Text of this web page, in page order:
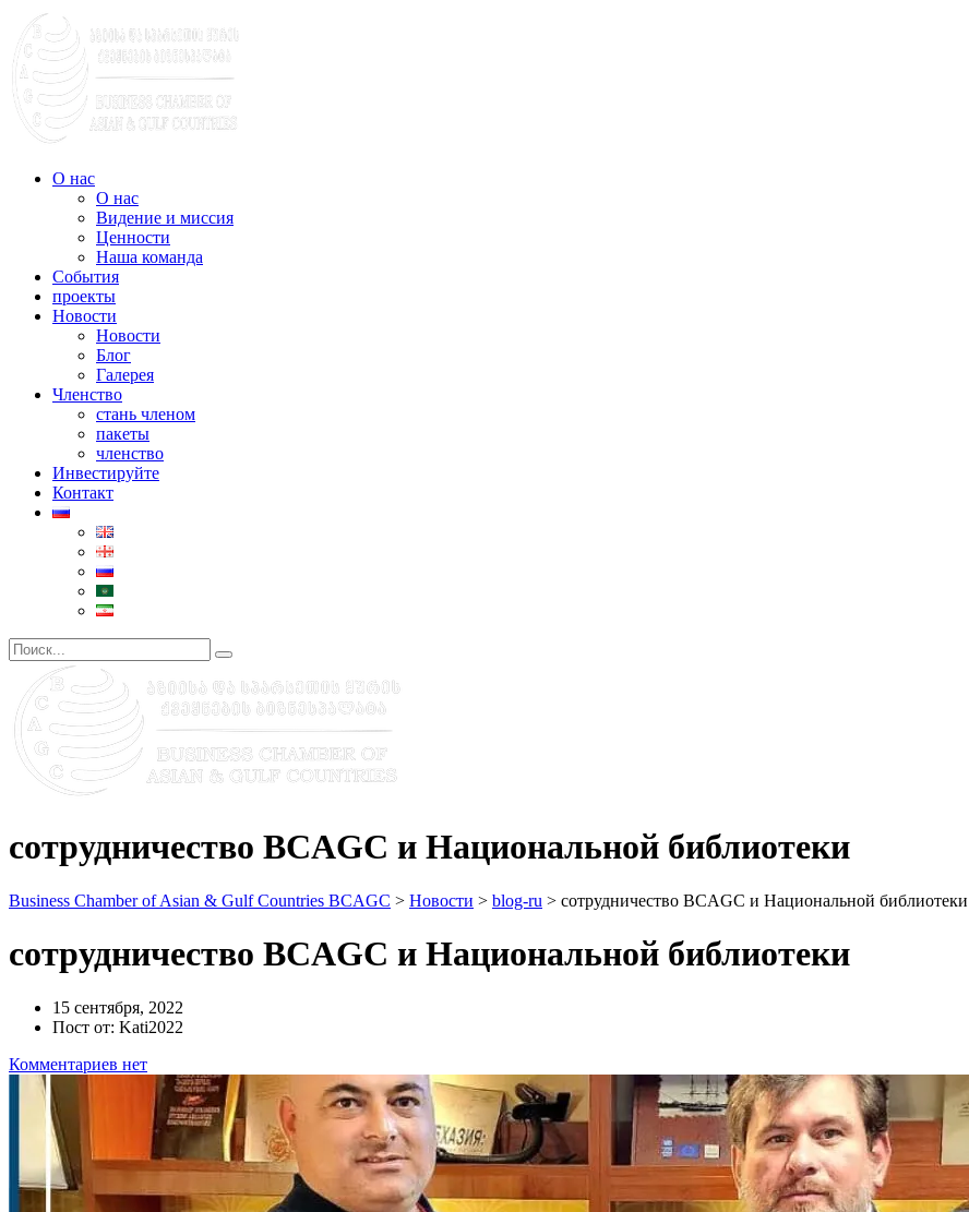
О нас
О нас
Видение и миссия
Ценности
Наша команда
События
проекты
Новости
Новости
Блог
Галерея
Членство
стань членом
пакеты
членство
Инвестируйте
Контакт
сотрудничество BCAGC и Национальной библиотеки
Business Chamber of Asian & Gulf Countries BCAGC > Новости > blog-ru > сотрудничество BCAGC и Национальной библиотеки
сотрудничество BCAGC и Национальной библиотеки
15 сентября, 2022
Пост от: Kati2022
Комментариев нет